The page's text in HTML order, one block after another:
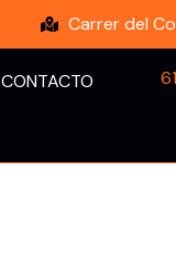
Carrer del
CONTACTO